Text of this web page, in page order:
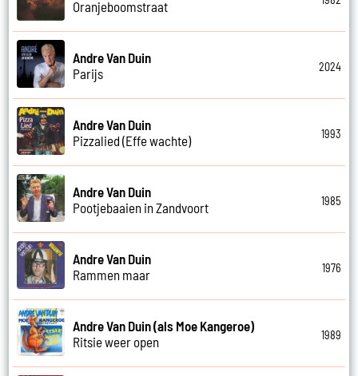
Oranjeboomstraat
Andre Van Duin
Parijs
2024
Andre Van Duin
Pizzalied (Effe wachte)
1993
Andre Van Duin
Pootjebaaien in Zandvoort
1985
Andre Van Duin
Rammen maar
1976
Andre Van Duin (als Moe Kangeroe)
Ritsie weer open
1989